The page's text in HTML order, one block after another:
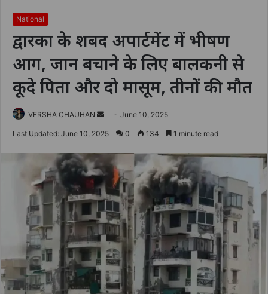
National
द्वारका के शबद अपार्टमेंट में भीषण
आग, जान बचाने के लिए बालकनी से
कूदे पिता और दो मासूम, तीनों की मौत
VERSHA CHAUHAN
SendJune 10, 2025
Last Updated: June 10, 2025 0 134 1 minute read